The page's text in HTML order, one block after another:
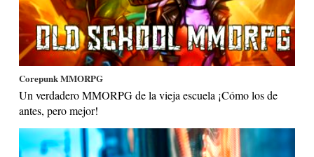
Corepunk MMORPG
Un verdadero MMORPG de la vieja escuela ¡Cómo los de
antes, pero mejor!